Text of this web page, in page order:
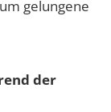
gelungene
der